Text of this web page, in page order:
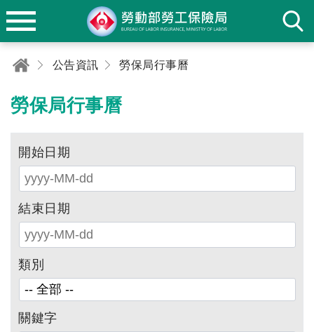
公告資訊 勞保局行事曆
勞保局行事曆
開始日期
結束日期
類別
關鍵字